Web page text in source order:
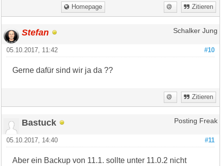
Homepage Zitieren
Stefan Schalker Jung
#10
05.10.2017, 11:42
Gerne dafür sind wir ja da ??
Zitieren
Bastuck Posting Freak
#11
05.10.2017, 14:40
Aber ein Backup von 11.1. sollte unter 11.0.2 nicht